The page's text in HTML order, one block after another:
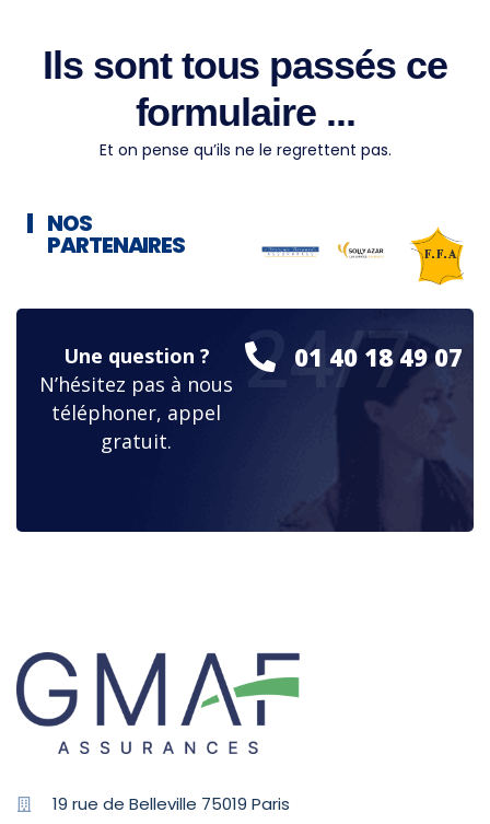
Ils sont tous passés ce
formulaire ...
Et on pense qu’ils ne le regrettent pas.
NOS
PARTENAIRES
Une question ?
N’hésitez pas à nous
téléphoner, appel
gratuit.
01 40 18 49 07
24/7
19 rue de Belleville 75019 Paris